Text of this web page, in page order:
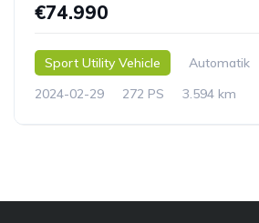
€74.990
Sport Utility Vehicle Automatik
2024-02-29
272 PS 3.594 km